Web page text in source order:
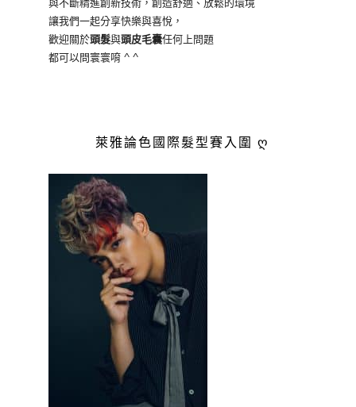
與不斷精進創新技術，創造舒適、放鬆的環境
讓我們一起分享快樂與喜悅，
歡迎關於頭髮與頭皮毛囊任何上問題
都可以問寰寰唷 ^ ^
萊雅論色國際髮型賽入圍 ღ